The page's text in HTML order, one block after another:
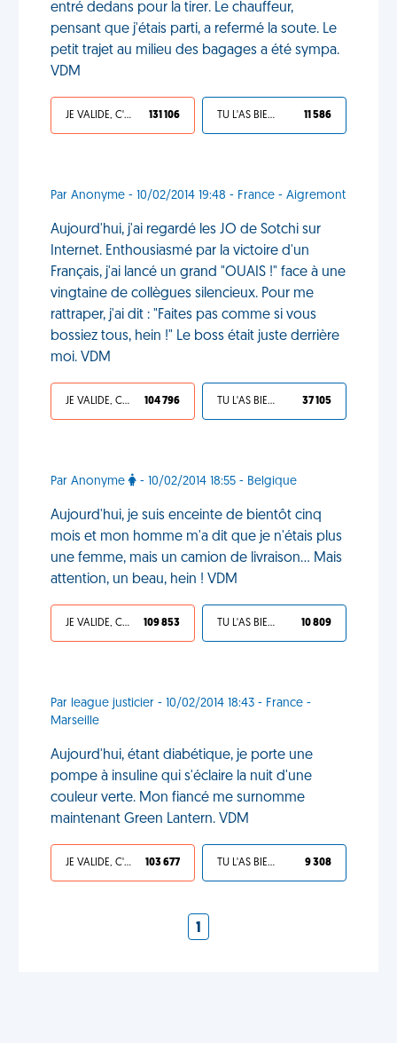
entré dedans pour la tirer. Le chauffeur,
pensant que j'étais parti, a refermé la soute. Le
petit trajet au milieu des bagages a été sympa.
VDM
JE VALIDE, C'EST UNE VDM 131 106 TU L'AS BIEN MÉRITÉ 11 586
Par Anonyme - 10/02/2014 19:48 - France - Aigremont
Aujourd'hui, j'ai regardé les JO de Sotchi sur
Internet. Enthousiasmé par la victoire d'un
Français, j'ai lancé un grand "OUAIS !" face à une
vingtaine de collègues silencieux. Pour me
rattraper, j'ai dit : "Faites pas comme si vous
bossiez tous, hein !" Le boss était juste derrière
moi. VDM
JE VALIDE, C'EST UNE VDM 104 796 TU L'AS BIEN MÉRITÉ 37 105
Par Anonyme - 10/02/2014 18:55 - Belgique
Aujourd'hui, je suis enceinte de bientôt cinq
mois et mon homme m'a dit que je n'étais plus
une femme, mais un camion de livraison... Mais
attention, un beau, hein ! VDM
JE VALIDE, C'EST UNE VDM 109 853 TU L'AS BIEN MÉRITÉ 10 809
Par league justicier - 10/02/2014 18:43 - France -
Marseille
Aujourd'hui, étant diabétique, je porte une
pompe à insuline qui s'éclaire la nuit d'une
couleur verte. Mon fiancé me surnomme
maintenant Green Lantern. VDM
JE VALIDE, C'EST UNE VDM 103 677 TU L'AS BIEN MÉRITÉ 9 308
1